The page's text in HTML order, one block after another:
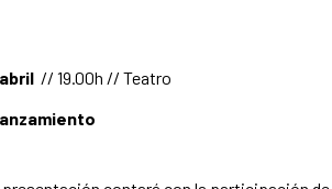
// 19.00h // Teatro